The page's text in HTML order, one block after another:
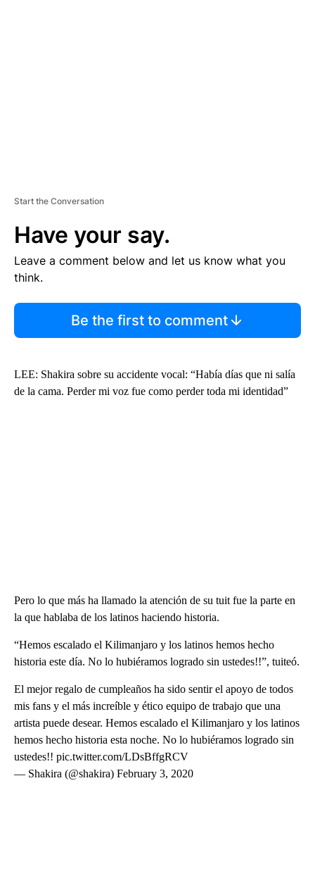
Start the Conversation
Have your say.
Leave a comment below and let us know what you
think.
Be the first to comment
LEE: Shakira sobre su accidente vocal: “Había días que ni salía
de la cama. Perder mi voz fue como perder toda mi identidad”
Pero lo que más ha llamado la atención de su tuit fue la parte en
la que hablaba de los latinos haciendo historia.
“Hemos escalado el Kilimanjaro y los latinos hemos hecho
historia este día. No lo hubiéramos logrado sin ustedes!!”, tuiteó.
El mejor regalo de cumpleaños ha sido sentir el apoyo de todos
mis fans y el más increíble y ético equipo de trabajo que una
artista puede desear. Hemos escalado el Kilimanjaro y los latinos
hemos hecho historia esta noche. No lo hubiéramos logrado sin
ustedes!! pic.twitter.com/LDsBffgRCV
— Shakira (@shakira) February 3, 2020